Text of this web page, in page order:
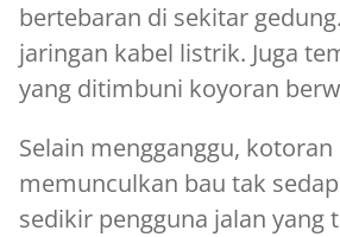
bertebaran di sekitar
jaringan kabel listrik. Juga
yang ditimbuni koyoran
Selain mengganggu, kotoran
memunculkan bau tak
sedikir pengguna jalan yang